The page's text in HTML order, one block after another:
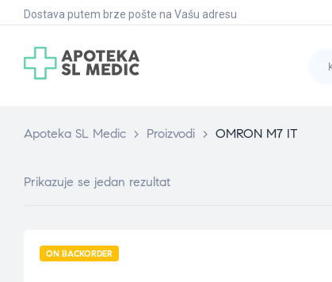
Dostava putem brze pošte na Vašu adresu
Apoteka SL Medic > Proizvodi > OMRON M7 IT
Prikazuje se jedan rezultat
ON BACKORDER